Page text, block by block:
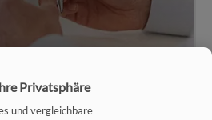
Privatsphäre
und vergleichbare